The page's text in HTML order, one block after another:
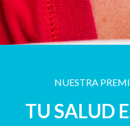
NUESTRA
TU SALUD